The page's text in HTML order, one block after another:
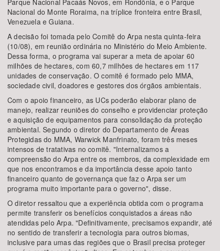
BUSCAR
Parque Nacional Pacaás Novos, em Rondônia, e o Parque
Nacional do Monte Roraima, na tríplice fronteira entre Brasil,
Venezuela e Guiana.
A decisão foi tomada pelo Comitê do Arpa nesta quinta-feira
(10/08), em reunião ordinária no Ministério do Meio Ambiente.
Dessa forma, o programa vai superar a meta de apoiar 60
milhões de hectares, com 60,7 milhões de hectares em 117
unidades de conservação. O comitê é formado pelo MMA,
sociedade civil, doadores e gestores dos órgãos ambientais.
Com o apoio financeiro, as UCs poderão elaborar plano de
manejo, realizar reuniões do conselho e providenciar proteção
e aquisição de equipamentos para consolidação da proteção
ambiental. Segundo o diretor do Departamento de Áreas
Protegidas do MMA, Warwick Manfrinato, foram três meses
intensos de tratativas no comitê. "Internalizamos a
compreensão do Arpa entre os membros, da complexidade em
que nos encontramos e da importância desse apoio tanto
financeiro quanto de governança que faz o Arpa ser um
programa muito importante para o governo", disse.
O diretor ressaltou que a experiência obtida com o programa
permite transferir os benefícios conquistados a áreas não
atendidas pelo Arpa. "Definitivamente, precisamos expandir, até
no sentido de transferir a tecnologia para outros biomas,
inclusive para umas das regiões que o Brasil precisa proteger